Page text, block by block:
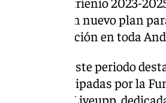
luz verde a un nuevo plan
de la institución en toda
de este periodo
participadas por la
y Liveupp,